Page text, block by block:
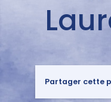
auteur
Partager cette